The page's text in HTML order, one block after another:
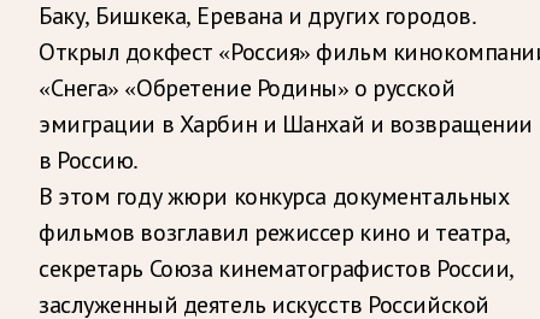
Баку, Бишкека, Еревана и других городов.
Открыл докфест «Россия» фильм
«Снега» «Обретение Родины» о русской
эмиграции в Харбин и Шанхай и возвращении
в Россию.
В этом году жюри конкурса документальных
фильмов возглавил режиссер кино и театра,
секретарь Союза кинематографистов России,
заслуженный деятель искусств Российской